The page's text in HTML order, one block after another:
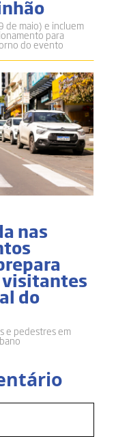
de maio) e incluem
para
do evento
nas
visitantes
do
e pedestres em